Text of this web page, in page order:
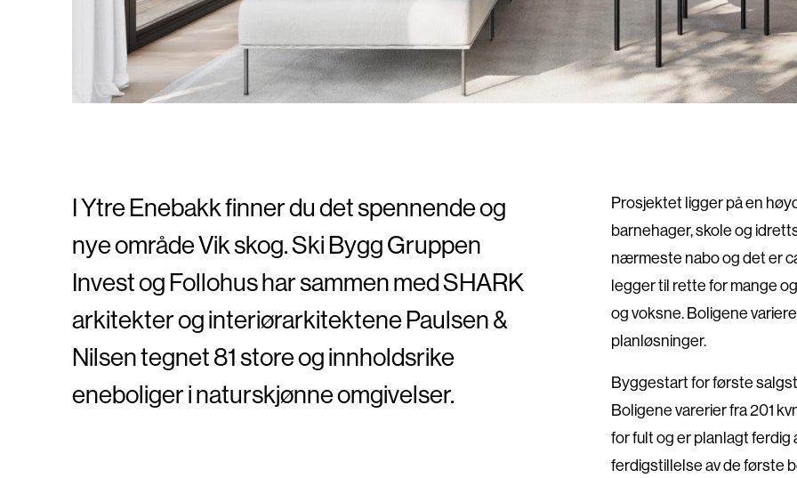
I Ytre Enebakk finner du det spennende og
nye område Vik skog. Ski Bygg Gruppen
Invest og Follohus har sammen med SHARK
arkitekter og interiørarkitektene Paulsen &
Nilsen tegnet 81 store og innholdsrike
eneboliger i naturskjønne omgivelser.
Prosjektet ligger på en
barnehager, skole og
nærmeste nabo og det er
legger til rette for mange
og voksne. Boligene
planløsninger.
Byggestart for første
Boligene varerier fra 201
for fult og er planlagt
ferdigstillelse av de første